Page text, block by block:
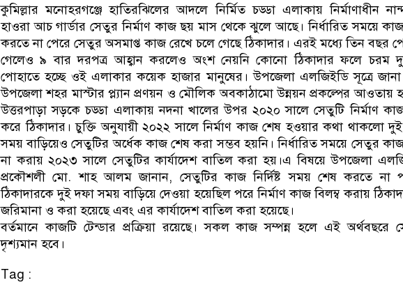
কুমিল্লার মনোহরগঞ্জে হাতিরঝিলের আদলে নির্মিত চড্ডা এলাকায় নির্মাণাধীন
হাওরা আচ গার্ডার সেতুর নির্মাণ কাজ ছয় মাস থেকে ঝুলে আছে। নির্ধারিত সময়ে
করতে না পেরে সেতুর অসমাপ্ত কাজ রেখে চলে গেছে ঠিকাদার। এরই মধ্যে তিন বছর
গেলেও ৯ বার দরপত্র আহ্বান করলেও অংশ নেয়নি কোনো ঠিকাদার ফলে চরম
পোহাতে হচ্ছে ওই এলাকার কয়েক হাজার মানুষের। উপজেলা এলজিইডি সূত্রে
উপজেলা শহর মাস্টার প্ল্যান প্রণয়ন ও মৌলিক অবকাঠামো উন্নয়ন প্রকল্পের আওতায়
উত্তরপাড়া সড়কে চড্ডা এলাকায় নদনা খালের উপর ২০২০ সালে সেতুটি নির্মাণ
করে ঠিকাদার। চুক্তি অনুযায়ী ২০২২ সালে নির্মাণ কাজ শেষ হওয়ার কথা থাকলো
সময় বাড়িয়েও সেতুটির অর্ধেক কাজ শেষ করা সম্ভব হয়নি। নির্ধারিত সময়ে সেতুর
না করায় ২০২৩ সালে সেতুটির কার্যাদেশ বাতিল করা হয়।এ বিষয়ে উপজেলা
প্রকৌশলী মো. শাহ আলম জানান, সেতুটির কাজ নির্দিষ্ট সময় শেষ করতে না
ঠিকাদারকে দুই দফা সময় বাড়িয়ে দেওয়া হয়েছিল পরে নির্মাণ কাজ বিলম্ব করায়
জরিমানা ও করা হয়েছে এবং এর কার্যাদেশ বাতিল করা হয়েছে।
বর্তমানে কাজটি টেন্ডার প্রক্রিয়া রয়েছে। সকল কাজ সম্পন্ন হলে এই অর্থবছরে
দৃশ্যমান হবে।
Tag :